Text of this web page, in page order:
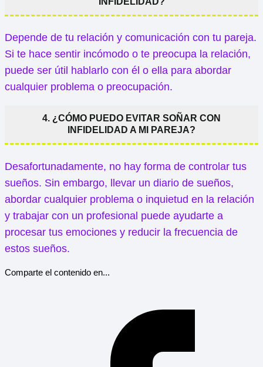
Depende de tu relación y comunicación con tu pareja.
Si te hace sentir incómodo o te preocupa la relación,
puede ser útil hablarlo con él o ella para abordar
cualquier problema o preocupación.
4. ¿CÓMO PUEDO EVITAR SOÑAR CON
INFIDELIDAD A MI PAREJA?
Desafortunadamente, no hay forma de controlar tus
sueños. Sin embargo, llevar un diario de sueños,
abordar cualquier problema o inquietud en la relación
y trabajar con un profesional puede ayudarte a
procesar tus emociones y reducir la frecuencia de
estos sueños.
Comparte el contenido en...